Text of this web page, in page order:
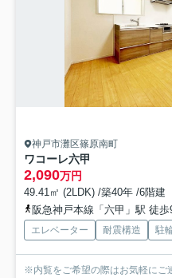
神戸市灘区篠原南町
ワコーレ六甲
2,090万円
49.41㎡ (2LDK) /築40年 /6階建
阪急神戸本線「六甲」駅 徒歩
エレベーター 耐震構造 駐
※内覧をご希望の際はお気軽にご連絡ください。